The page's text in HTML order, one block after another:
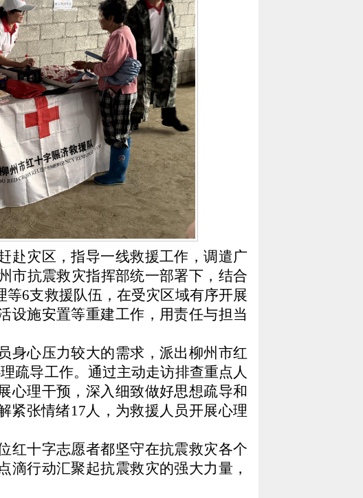
赴灾区，指导一线救援工作，调遣广
市抗震救灾指挥部统一部署下，结合
6支救援队伍，在受灾区域有序开展
设施安置等重建工作，用责任与担当
身心压力较大的需求，派出柳州市红
疏导工作。通过主动走访排查重点人
心理干预，深入细致做好思想疏导和
紧张情绪17人，为救援人员开展心理
红十字志愿者都坚守在抗震救灾各个
滴行动汇聚起抗震救灾的强大力量，